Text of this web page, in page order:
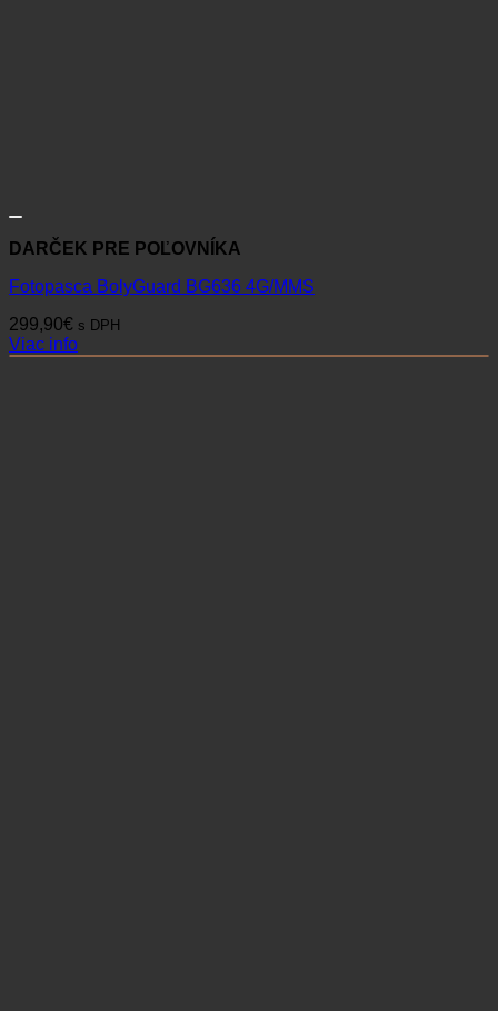
DARČEK PRE POĽOVNÍKA
Fotopasca BolyGuard BG636 4G/MMS
299,90€ s DPH
Viac info